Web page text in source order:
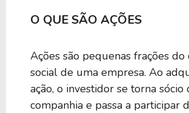
O QUE SÃO AÇÕES
Ações são pequenas frações do
social de uma empresa. Ao
ação, o investidor se torna sócio
companhia e passa a participar